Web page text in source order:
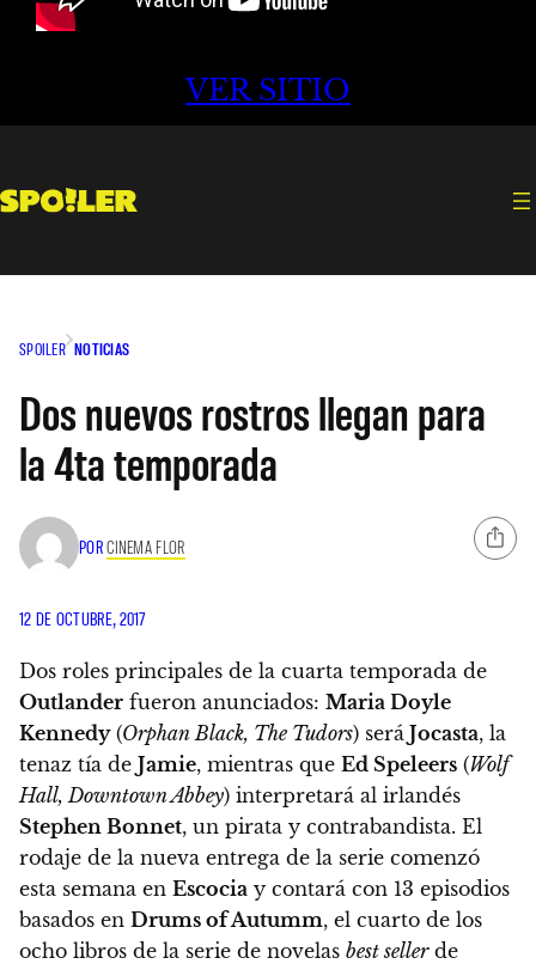
VER SITIO
SPOILER NOTICIAS
Dos nuevos rostros llegan para
la 4ta temporada
PORCINEMA FLOR
12 DE OCTUBRE, 2017
Dos roles principales de la cuarta temporada de
Outlander fueron anunciados: Maria Doyle
Kennedy(Orphan Black, The Tudors) será Jocasta, la
tenaz tía de Jamie, mientras que Ed Speleers (Wolf
Hall, Downtown Abbey) interpretará al irlandés
Stephen Bonnet, un pirata y contrabandista. El
rodaje de la nueva entrega de la serie comenzó
esta semana en Escocia y contará con 13 episodios
basados en Drums of Autumm, el cuarto de los
ocho libros de la serie de novelas best sellerde